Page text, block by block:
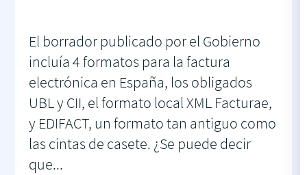
El borrador publicado por el Gobierno
incluía 4 formatos para la factura
electrónica en España, los obligados
UBL y CII, el formato local XML Facturae,
y EDIFACT, un formato tan antiguo como
las cintas de casete. ¿Se puede decir
que...